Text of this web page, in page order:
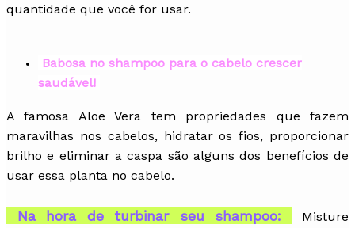
quantidade que você for usar.
Babosa no shampoo para o cabelo crescer
saudável!
A famosa Aloe Vera tem propriedades que fazem
maravilhas nos cabelos, hidratar os fios, proporcionar
brilho e eliminar a caspa são alguns dos benefícios de
usar essa planta no cabelo.
Na hora de turbinar seu shampoo:
Misture